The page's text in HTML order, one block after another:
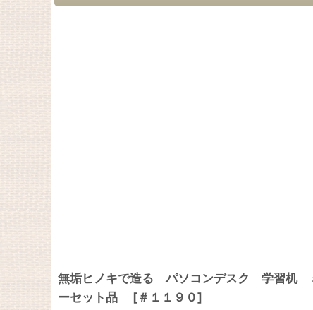
無垢ヒノキで造る パソコンデスク 学習机
ーセット品
[＃１１９０]